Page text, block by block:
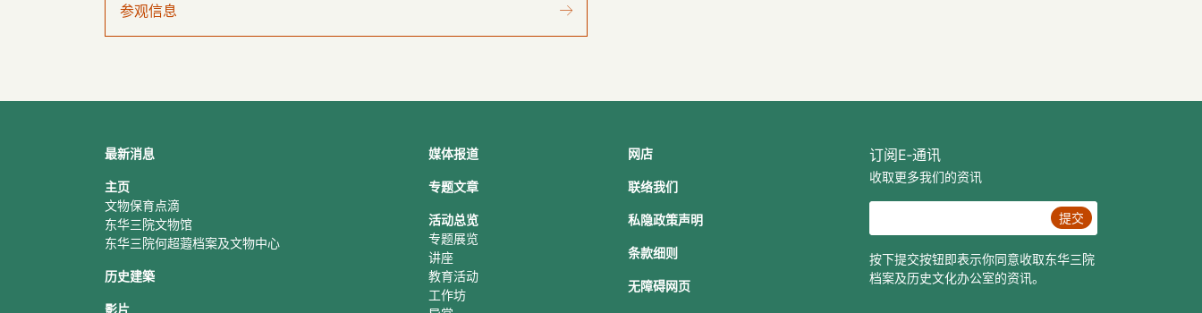
参观信息
最新消息
主页
文物保育点滴
东华三院文物馆
东华三院何超蕸档案及文物中心
历史建築
影片
媒体报道
专题文章
活动总览
专题展览
讲座
教育活动
工作坊
网店
联络我们
私隐政策声明
条款细则
无障碍网页
订阅E‐通讯
收取更多我们的资讯
提交
按下提交按钮即表示你同意收取东华三院
档案及历史文化办公室的资讯。